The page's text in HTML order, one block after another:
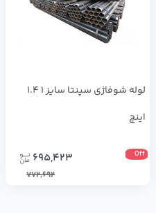
لوله شوفاژی سپنتا سایز 1 1.4
اینچ
Off
695,423
772,692